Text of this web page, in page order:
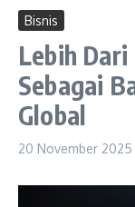
Bisnis
Lebih
Sebagai
Global
20 November 2025